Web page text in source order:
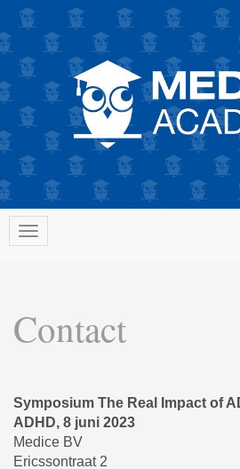
Contact
Symposium The Real Impact of
ADHD, 8 juni 2023
Medice BV
Ericssontraat 2